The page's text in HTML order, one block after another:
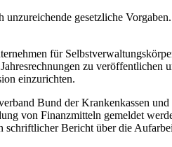
gesetzliche
für
zu veröffentlichen
einzurichten.
Bund der Krankenkassen
von Finanzmitteln gemeldet
schriftlicher Bericht über die